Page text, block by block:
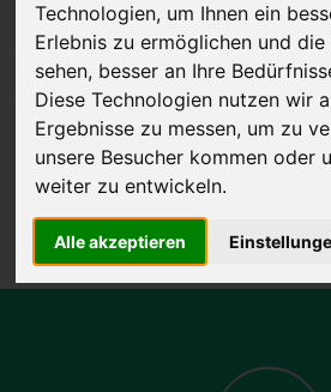
Technologien, um Ihnen ein
Erlebnis zu ermöglichen und die
sehen, besser an Ihre
Diese Technologien nutzen wir
Ergebnisse zu messen, um zu
unsere Besucher kommen oder
weiter zu entwickeln.
Alle akzeptieren
JETZT KOSTENLOSE
Kostenloses Angebotfür den Ankauf
Abholung, auf Wunsch sofort Geld. Ihre
Wir garantieren 100%